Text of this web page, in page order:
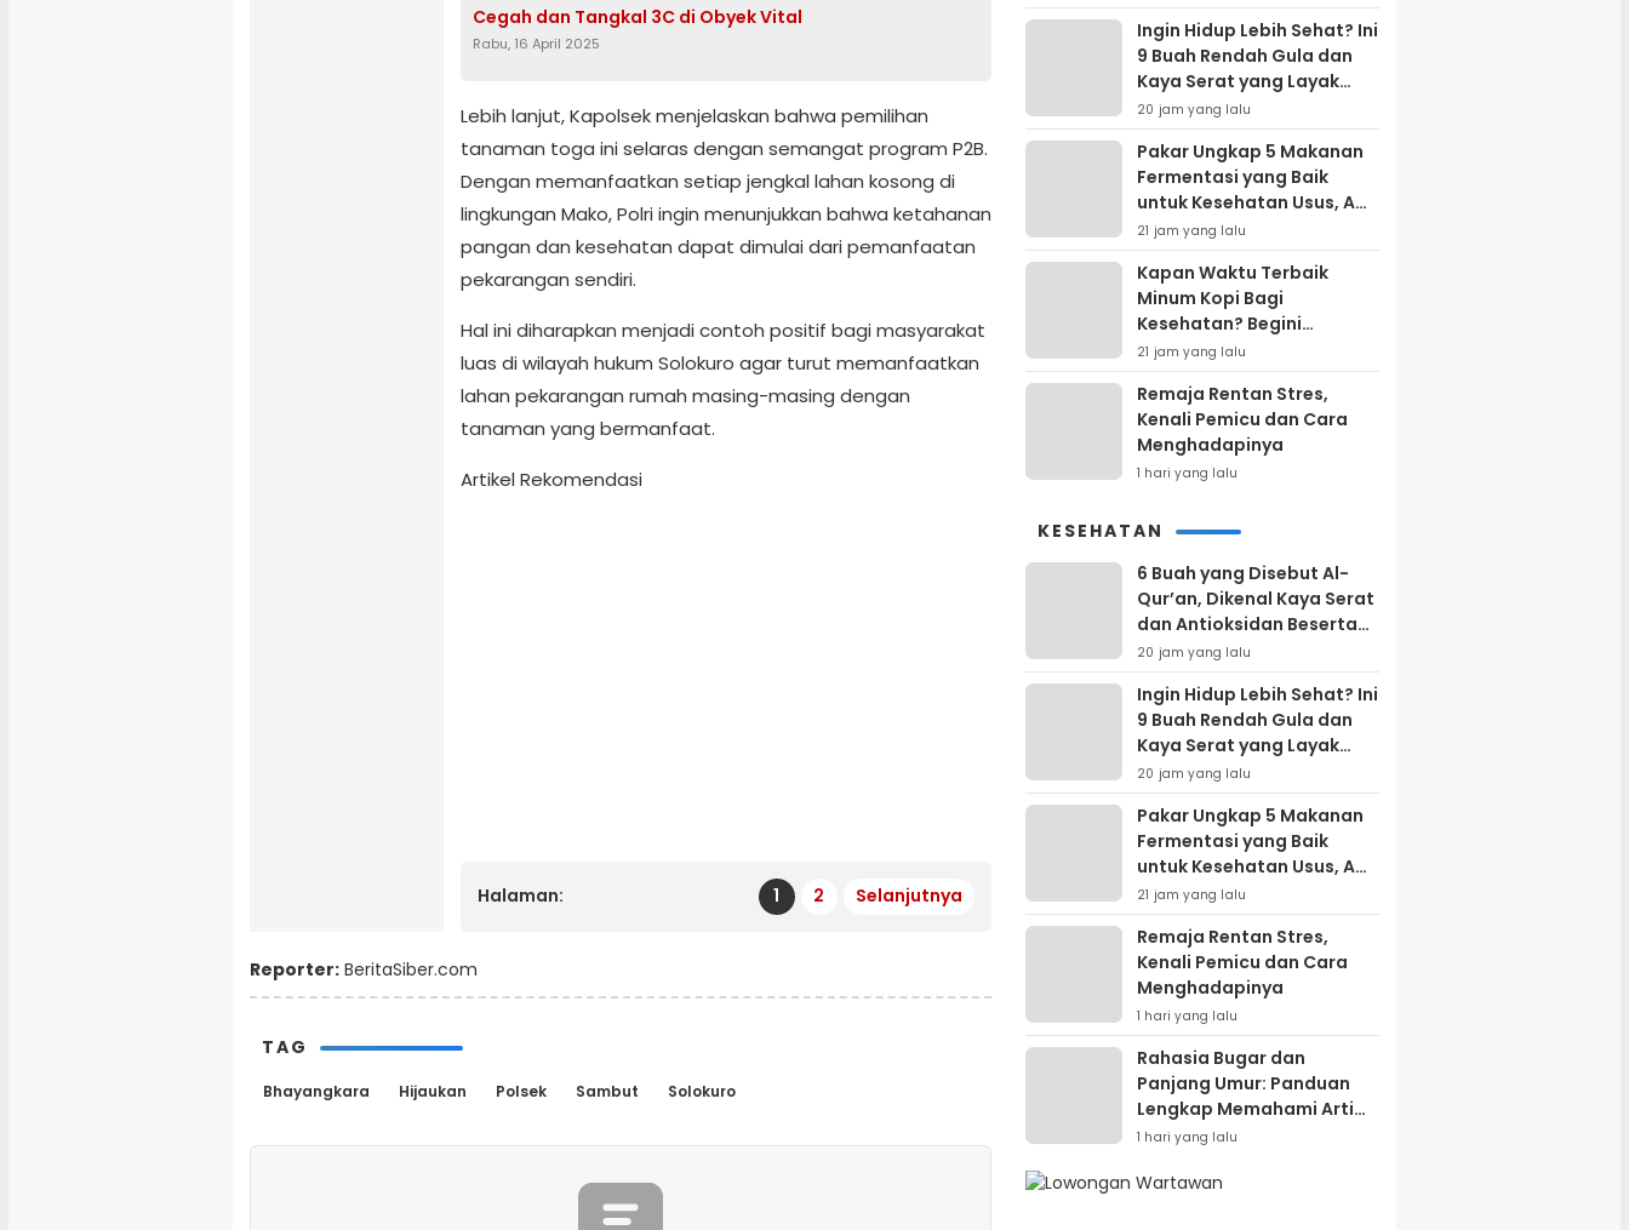
Cegah dan Tangkal 3C di Obyek Vital
Rabu, 16 April 2025
Lebih lanjut, Kapolsek menjelaskan bahwa pemilihan
tanaman toga ini selaras dengan semangat program P2B.
Dengan memanfaatkan setiap jengkal lahan kosong di
lingkungan Mako, Polri ingin menunjukkan bahwa ketahanan
pangan dan kesehatan dapat dimulai dari pemanfaatan
pekarangan sendiri.
Hal ini diharapkan menjadi contoh positif bagi masyarakat
luas di wilayah hukum Solokuro agar turut memanfaatkan
lahan pekarangan rumah masing-masing dengan
tanaman yang bermanfaat.
Artikel Rekomendasi
Halaman: 1 2 Selanjutnya
Reporter: BeritaSiber.com
TAG
Bhayangkara Hijaukan Polsek Sambut Solokuro
Ingin Hidup Lebih Sehat? Ini
9 Buah Rendah Gula dan
Kaya Serat yang Layak
Masuk Menu Harian
20 jam yang lalu
Pakar Ungkap 5 Makanan
Fermentasi yang Baik
untuk Kesehatan Usus, Apa
Saja?
21 jam yang lalu
Kapan Waktu Terbaik
Minum Kopi Bagi
Kesehatan? Begini
Penjelasan Hasil Penelitian
21 jam yang lalu
Remaja Rentan Stres,
Kenali Pemicu dan Cara
Menghadapinya
1 hari yang lalu
KESEHATAN
6 Buah yang Disebut Al-
Qur’an, Dikenal Kaya Serat
dan Antioksidan Beserta
Kandungan Gizinya
20 jam yang lalu
Ingin Hidup Lebih Sehat? Ini
9 Buah Rendah Gula dan
Kaya Serat yang Layak
Masuk Menu Harian
20 jam yang lalu
Pakar Ungkap 5 Makanan
Fermentasi yang Baik
untuk Kesehatan Usus, Apa
Saja?
21 jam yang lalu
Remaja Rentan Stres,
Kenali Pemicu dan Cara
Menghadapinya
1 hari yang lalu
Rahasia Bugar dan
Panjang Umur: Panduan
Lengkap Memahami Arti
dan Manfaat Gaya Hidup
1 hari yang lalu